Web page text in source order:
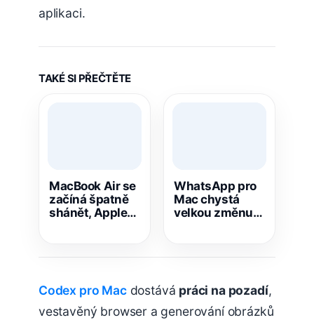
aplikaci.
TAKÉ SI PŘEČTĚTE
MacBook Air se
začíná špatně
shánět, Apple
WhatsApp pro
Mac chystá
velkou změnu.
Codex pro Macdostává práci na pozadí,
vestavěný browser a generování obrázků